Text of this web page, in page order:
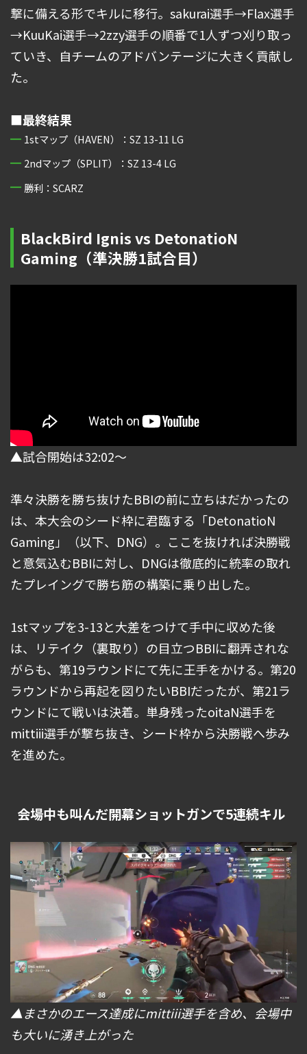
撃に備える形でキルに移行。sakurai選手→Flax選手
→KuuKai選手→2zzy選手の順番で1人ずつ刈り取っ
ていき、自チームのアドバンテージに大きく貢献し
た。
■最終結果
1stマップ（HAVEN）：SZ 13-11 LG
2ndマップ（SPLIT）：SZ 13-4 LG
勝利：SCARZ
BlackBird Ignis vs DetonatioN
Gaming（準決勝1試合目）
▲試合開始は32:02～
準々決勝を勝ち抜けたBBIの前に立ちはだかったの
は、本大会のシード枠に君臨する「DetonatioN
Gaming」（以下、DNG）。ここを抜ければ決勝戦
と意気込むBBIに対し、DNGは徹底的に統率の取れ
たプレイングで勝ち筋の構築に乗り出した。
1stマップを3-13と大差をつけて手中に収めた後
は、リテイク（裏取り）の目立つBBIに翻弄されな
がらも、第19ラウンドにて先に王手をかける。第20
ラウンドから再起を図りたいBBIだったが、第21ラ
ウンドにて戦いは決着。単身残ったoitaN選手を
mittiii選手が撃ち抜き、シード枠から決勝戦へ歩み
を進めた。
会場中も叫んだ開幕ショットガンで5連続キル
▲まさかのエース達成にmittiii選手を含め、会場中
も大いに湧き上がった